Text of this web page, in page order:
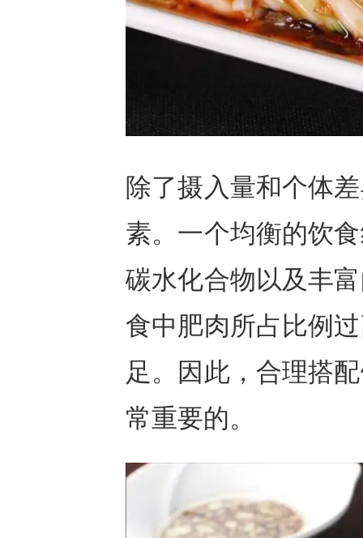
除了摄入量和个体
素。一个均衡的饮
碳水化合物以及丰
食中肥肉所占比例
足。因此，合理搭
常重要的。